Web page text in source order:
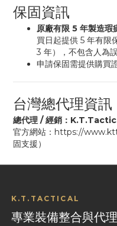
保固資訊
原廠有限 5 年製造瑕
買日起提供 5 年有
3 年），不包含人為
申請保固需提供購買
台灣總代理資訊
總代理 / 經銷：
官方網站：https://
固支援）
K.T.TACTICAL
專業裝備整合與代理